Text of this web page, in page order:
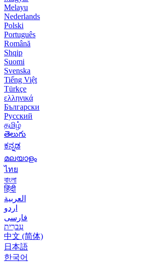
Melayu
Nederlands
Polski
Português
Română
Shqip
Suomi
Svenska
Tiếng Việt
Türkçe
ελληνικά
Български
Русский
தமிழ்
తెలుగు
ಕನ್ನಡ
മലയാളം
ไทย
বাংলা
हिंदी
العربية
اردو
فارسی
עִברִית
中文 (简体)
日本語
한국어